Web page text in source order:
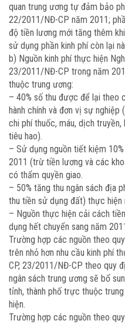
quan trung ương tự đảm bảo
22/2011/NĐ-CP năm 2011;
độ tiền lương mới tăng thêm
sử dụng phần kinh phí còn lại
b) Nguồn kinh phí thực hiện
23/2011/NĐ-CP trong năm
thuộc trung ương:
– 40% số thu được để lại theo
hành chính và đơn vị sự nghiệp
chi phí thuốc, máu, dịch
tiêu hao).
– Sử dụng nguồn tiết kiệm
2011 (trừ tiền lương và các
có thẩm quyền giao.
– 50% tăng thu ngân sách địa
thu tiền sử dụng đất) thực
– Nguồn thực hiện cải cách
dụng hết chuyển sang năm
Trường hợp các nguồn theo
trên nhỏ hơn nhu cầu kinh phí
CP, 23/2011/NĐ-CP theo quy
ngân sách trung ương sẽ bổ
tỉnh, thành phố trực thuộc
hiện.
Trường hợp các nguồn theo